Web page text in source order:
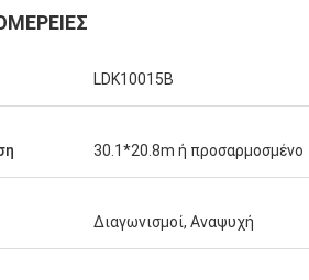
LDK10015B
30.1*20.8m ή προσαρμοσμένο
Διαγωνισμοί, Αναψυχή